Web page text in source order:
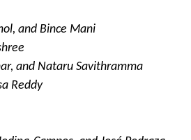
and Bince Mani
and Nataru Savithramma
Reddy